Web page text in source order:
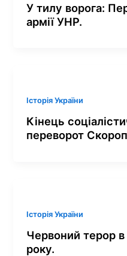
У тилу ворога:
армії УНР.
Історія України
Кінець
переворот
Історія України
Червоний терор
року.